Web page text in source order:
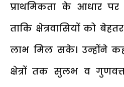
प्राथमिकता के आधार पर
ताकि क्षेत्रवासियों को
लाभ मिल सके। उन्होंने
क्षेत्रों तक सुलभ व